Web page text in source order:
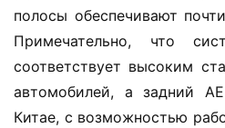
м
м
е
р
ч
е
полосы обеспечивают
Примечательно, что
соответствует высоким
автомобилей, а задний
Китае, с возможностью